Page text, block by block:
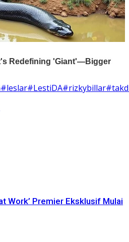
#leslar#LestiDA#rizkybillar
Work’ Premier Eksklusif Mulai